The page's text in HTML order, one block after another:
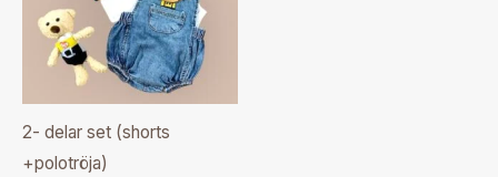
2- delar set (shorts
+polotröja)
flera
varianter.
De